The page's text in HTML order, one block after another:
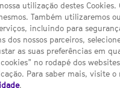
SCI FI
utilização destes
Também utilizaremos
incluindo para
dos nossos parceiros,
as suas preferências em
no rodapé dos
Para saber mais, visite o
.